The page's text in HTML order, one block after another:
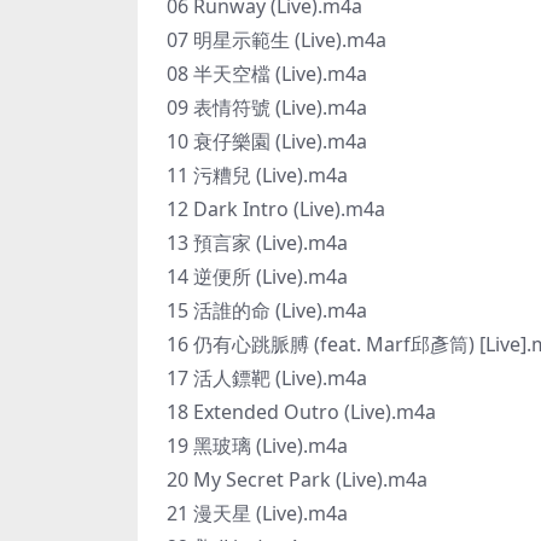
06 Runway (Live).m4a
07 明星示範生 (Live).m4a
08 半天空檔 (Live).m4a
09 表情符號 (Live).m4a
10 衰仔樂園 (Live).m4a
11 污糟兒 (Live).m4a
12 Dark Intro (Live).m4a
13 預言家 (Live).m4a
14 逆便所 (Live).m4a
15 活誰的命 (Live).m4a
16 仍有心跳脈膊 (feat. Marf邱彥筒)
17 活人鏢靶 (Live).m4a
18 Extended Outro (Live).m4a
19 黑玻璃 (Live).m4a
20 My Secret Park (Live).m4a
21 漫天星 (Live).m4a